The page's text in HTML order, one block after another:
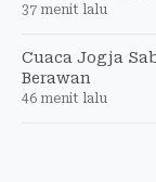
37 menit lalu
Cuaca Jogja
Berawan
46 menit lalu